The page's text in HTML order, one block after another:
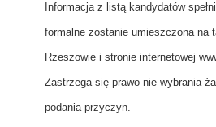
Informacja z listą kandydatów
formalne zostanie umieszczona na
Rzeszowie i stronie internetowej
Zastrzega się prawo nie wybrania
podania przyczyn.